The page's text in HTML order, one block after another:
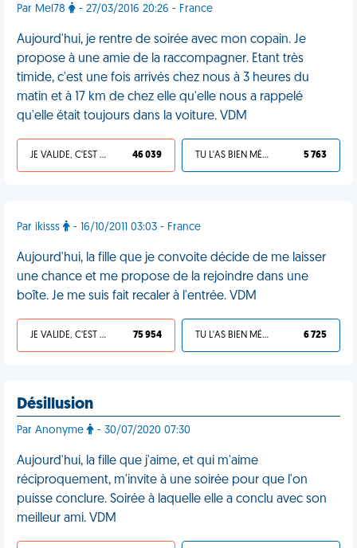
Par Mel78 - 27/03/2016 20:26 - France
Aujourd'hui, je rentre de soirée avec mon copain. Je
propose à une amie de la raccompagner. Etant très
timide, c'est une fois arrivés chez nous à 3 heures du
matin et à 17 km de chez elle qu'elle nous a rappelé
qu'elle était toujours dans la voiture. VDM
JE VALIDE, C'EST UNE VDM 46 039 TU L'AS BIEN MÉRITÉ 5 763
Par ikisss - 16/10/2011 03:03 - France
Aujourd'hui, la fille que je convoite décide de me laisser
une chance et me propose de la rejoindre dans une
boîte. Je me suis fait recaler à l'entrée. VDM
JE VALIDE, C'EST UNE VDM 75 954 TU L'AS BIEN MÉRITÉ 6 725
Désillusion
Par Anonyme - 30/07/2020 07:30
Aujourd'hui, la fille que j'aime, et qui m'aime
réciproquement, m'invite à une soirée pour que l'on
puisse conclure. Soirée à laquelle elle a conclu avec son
meilleur ami. VDM